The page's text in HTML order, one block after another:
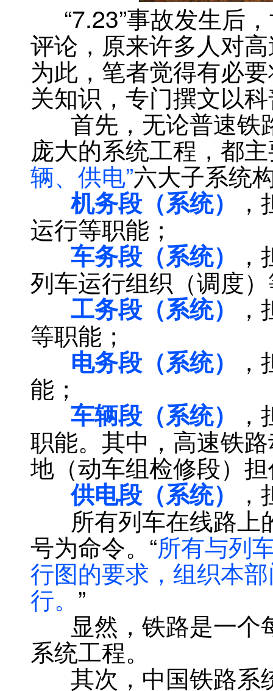
“7.23”事故发生后
评论，原来许多人对
为此，笔者觉得有必
关知识，专门撰文以
首先，无论普速铁
庞大的系统工程，都
辆、供电”六大子系统
机务段（系统）
运行等职能；
车务段（系统）
列车运行组织（调度
工务段（系统）
等职能；
电务段（系统）
能；
车辆段（系统）
职能。其中，高速铁
地（动车组检修段）
供电段（系统）
所有列车在线路上
号为命令。“所有与列
行图的要求，组织本
行。 ”
显然，铁路是一个
系统工程。
其次，中国铁路系